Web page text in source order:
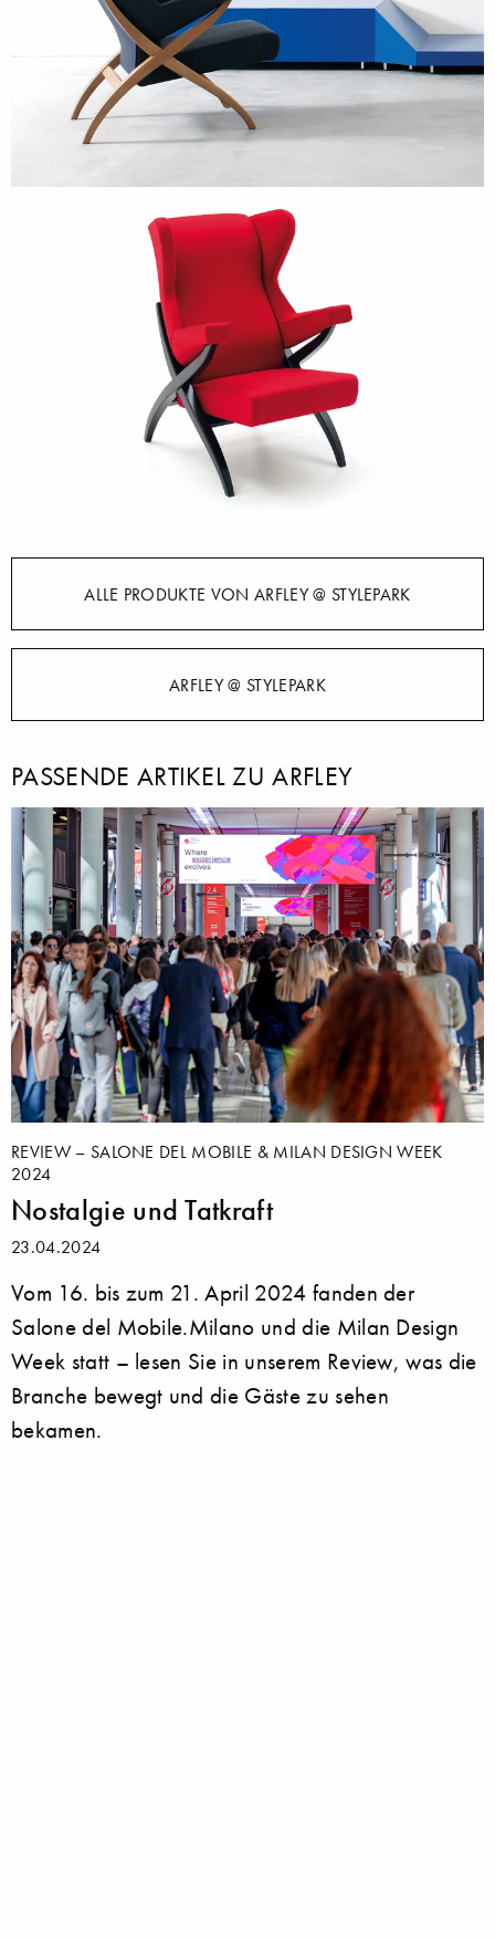
ALLE PRODUKTE VON ARFLEY @ STYLEPARK
ARFLEY @ STYLEPARK
PASSENDE ARTIKEL ZU ARFLEY
REVIEW – SALONE DEL MOBILE & MILAN DESIGN WEEK
2024
Nostalgie und Tatkraft
23.04.2024
Vom 16. bis zum 21. April 2024 fanden der
Salone del Mobile.Milano und die Milan Design
Week statt – lesen Sie in unserem Review, was die
Branche bewegt und die Gäste zu sehen
bekamen.